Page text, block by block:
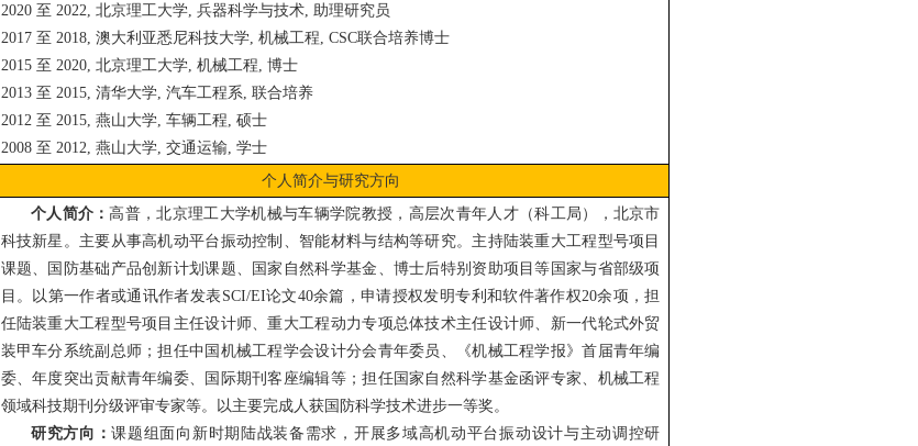
2020 至 2022, 北京理工大学, 兵器科学与技术, 助理研究员
2017 至 2018, 澳大利亚悉尼科技大学, 机械工程, CSC联合培养博士
2015 至 2020, 北京理工大学, 机械工程, 博士
2013 至 2015, 清华大学, 汽车工程系, 联合培养
2012 至 2015, 燕山大学, 车辆工程, 硕士
2008 至 2012, 燕山大学, 交通运输, 学士
个人简介与研究方向
个人简介：高普，北京理工大学机械与车辆学院教授，高层次青年人才（科工局），北京市
科技新星。主要从事高机动平台振动控制、智能材料与结构等研究。主持陆装重大工程型号项目
课题、国防基础产品创新计划课题、国家自然科学基金、博士后特别资助项目等国家与省部级项
目。以第一作者或通讯作者发表SCI/EI论文40余篇，申请授权发明专利和软件著作权20余项，担
任陆装重大工程型号项目主任设计师、重大工程动力专项总体技术主任设计师、新一代轮式外贸
装甲车分系统副总师；担任中国机械工程学会设计分会青年委员、《机械工程学报》首届青年编
委、年度突出贡献青年编委、国际期刊客座编辑等；担任国家自然科学基金函评专家、机械工程
领域科技期刊分级评审专家等。以主要完成人获国防科学技术进步一等奖。
研究方向：课题组面向新时期陆战装备需求，开展多域高机动平台振动设计与主动调控研